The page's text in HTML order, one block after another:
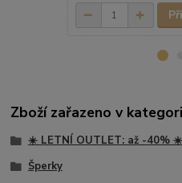
Zboží zařazeno v
☀️ LETNÍ OUTLET: až -40% ☀️
Šperky